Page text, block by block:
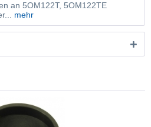
an 5OM122T, 5OM122TE
mehr